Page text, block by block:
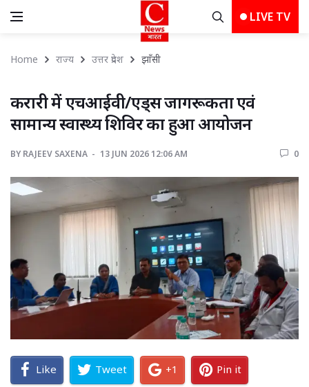
LIVE TV
Home राज्य उत्तर प्रदेश झाँसी
करारी में एचआईवी/एड्स जागरूकता एवं
सामान्य स्वास्थ्य शिविर का हुआ आयोजन
BY RAJEEV SAXENA 13 JUN 2026 12:06 AM 0
Like Tweet +1 Pin it